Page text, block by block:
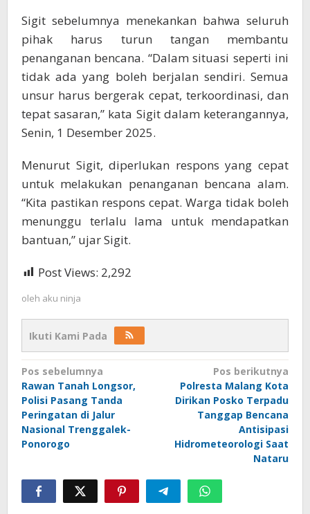
Sigit sebelumnya menekankan bahwa seluruh
pihak harus turun tangan membantu
penanganan bencana. “Dalam situasi seperti ini
tidak ada yang boleh berjalan sendiri. Semua
unsur harus bergerak cepat, terkoordinasi, dan
tepat sasaran,” kata Sigit dalam keterangannya,
Senin, 1 Desember 2025.
Menurut Sigit, diperlukan respons yang cepat
untuk melakukan penanganan bencana alam.
“Kita pastikan respons cepat. Warga tidak boleh
menunggu terlalu lama untuk mendapatkan
bantuan,” ujar Sigit.
Post Views: 2,292
oleh aku ninja
Ikuti Kami Pada
Navigasi
pos
Pos sebelumnya
Rawan Tanah Longsor,
Polisi Pasang Tanda
Peringatan di Jalur
Nasional Trenggalek-
Ponorogo
Pos berikutnya
Polresta Malang Kota
Dirikan Posko Terpadu
Tanggap Bencana
Antisipasi
Hidrometeorologi Saat
Nataru